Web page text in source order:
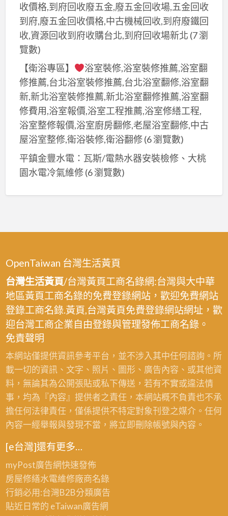
收價格,到府回收廢五金,廢五金回收場,五金回收
到府,廢五金回收價格,中古機械回收,到府廢鐵回
收,資源回收到府收購台北,到府回收場新北 (7 瀏
覽數)
【衛浴專區】
浴室裝修,浴室裝修推薦,浴室翻
修推薦,台北浴室裝修推薦,台北浴室翻修,浴室翻
新,新北浴室裝修推薦,新北浴室翻修推薦,浴室翻
修費用,浴室報價,浴室工程推薦,浴室修繕工程,
浴室整修報價,浴室廚房翻修,老屋浴室翻修,中古
屋浴室整修,衛浴裝修,衛浴翻修(6 瀏覽數)
平鎮金豐水電：瓦斯/電熱水器安裝檢修、大桃
園水電冷氣維修(6 瀏覽數)
OpenTaiwan 台灣生活黃頁
台灣生活黃頁/台灣黃頁工商名錄網:台灣與大中華
地區黃頁工商名錄的免費登錄網站，歡迎免費網站
登錄工商名錄.黃頁,台灣黃頁免費登錄網站網址，歡
迎台灣工商企業自由登錄與管理發佈工商名錄。
免責聲明
本網站僅提供資訊參考平台，並不涉入其中任何諮詢。所
載一切的資訊、文字、照片、圖形、廣告內容、或其他資
料，無論其為公開張貼或私下傳送，若有不實或違法情
事，均為『內容』提供者之責任，本網站概不負責也不承
擔任何法律責任，僅係提供不特定對象刊登之媒介。任何
內容一經舉報與發現不當，將立即刪除帳號與內容。
[e台灣]還有更多…
myPost廣告網快速發佈
房屋修繕水電維修廠商名錄
行銷必用:台灣B2B分類廣告
貼近日常的 eTaiwan廣告網